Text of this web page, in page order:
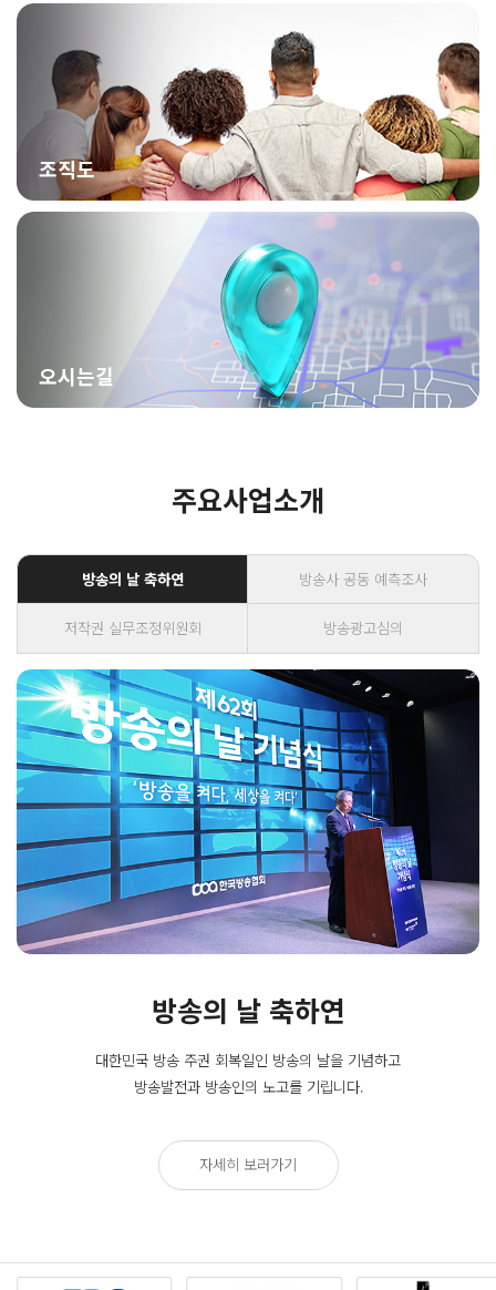
조직도
오시는길
주요사업소개
방송의 날 축하연 방송사 공동 예측조사
저작권 실무조정위원회 방송광고심의
방송의 날 축하연
대한민국 방송 주권 회복일인 방송의 날을 기념하고
방송발전과 방송인의 노고를 기립니다.
자세히 보러가기